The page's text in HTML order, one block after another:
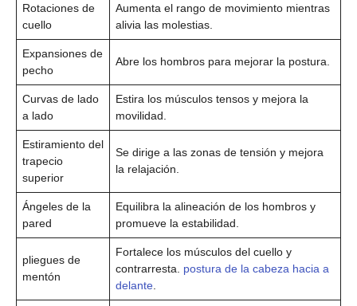
Rotaciones de
cuello
Aumenta el rango de movimiento mientras
alivia las molestias.
Expansiones de
pecho
Abre los hombros para mejorar la postura.
Curvas de lado
a lado
Estira los músculos tensos y mejora la
movilidad.
Estiramiento del
trapecio
superior
Se dirige a las zonas de tensión y mejora
la relajación.
Ángeles de la
pared
Equilibra la alineación de los hombros y
promueve la estabilidad.
pliegues de
mentón
Fortalece los músculos del cuello y
contrarresta. postura de la cabeza hacia a
delante